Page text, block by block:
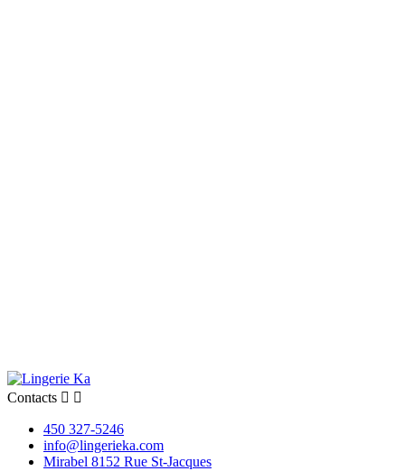
Contacts  
450 327-5246
info@lingerieka.com
Mirabel 8152 Rue St-Jacques